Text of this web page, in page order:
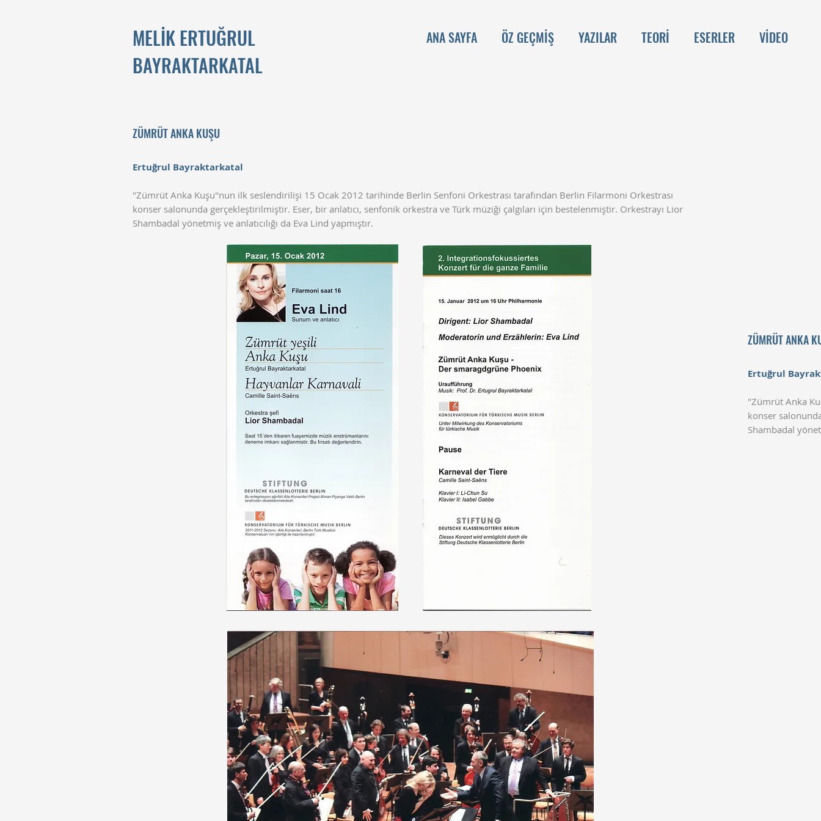
MELİK ERTUĞRUL
BAYRAKTARKATAL
ANA SAYFA ÖZ GEÇMİŞ YAZILAR TEORİ ESERLER VİDEO
ZÜMRÜT ANKA KUŞU
Ertuğrul Bayraktarkatal
"Zümrüt Anka Kuşu"nun ilk seslendirilişi 15 Ocak 2012 tarihinde Berlin Senfoni Orkestrası tarafından Berlin Filarmoni Orkestrası
konser salonunda gerçekleştirilmiştir. Eser, bir anlatıcı, senfonik orkestra ve Türk müziği çalgıları için bestelenmiştir. Orkestrayı Lior
Shambadal yönetmiş ve anlatıcılığı da Eva Lind yapmıştır.
ZÜMRÜT ANKA
Ertuğrul
"Zümrüt Anka
konser
Shambadal